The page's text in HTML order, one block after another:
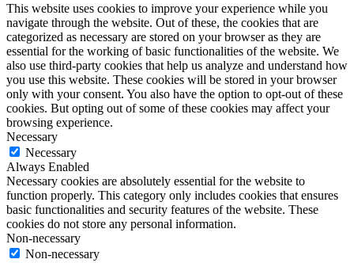
This website uses cookies to improve your experience while you
navigate through the website. Out of these, the cookies that are
categorized as necessary are stored on your browser as they are
essential for the working of basic functionalities of the website. We
also use third-party cookies that help us analyze and understand how
you use this website. These cookies will be stored in your browser
only with your consent. You also have the option to opt-out of these
cookies. But opting out of some of these cookies may affect your
browsing experience.
Necessary
Necessary
Always Enabled
Necessary cookies are absolutely essential for the website to
function properly. This category only includes cookies that ensures
basic functionalities and security features of the website. These
cookies do not store any personal information.
Non-necessary
Non-necessary